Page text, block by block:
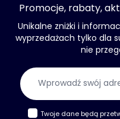
Promocje, rabaty,
Unikalne zniżki i
wyprzedażach tylko dla
nie
Twoje dane będą